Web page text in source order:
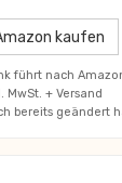
kaufen
führt nach
MwSt. + Versand
bereits geändert